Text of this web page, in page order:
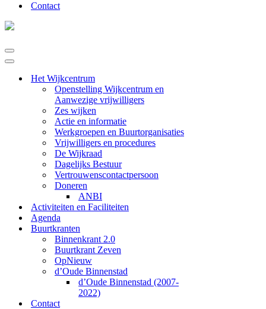
Contact
Navigatie
Menu
Navigatie
Het Wijkcentrum
Openstelling Wijkcentrum en
Aanwezige vrijwilligers
Zes wijken
Actie en informatie
Werkgroepen en Buurtorganisaties
Vrijwilligers en procedures
De Wijkraad
Dagelijks Bestuur
Vertrouwenscontactpersoon
Doneren
ANBI
Activiteiten en Faciliteiten
Agenda
Buurtkranten
Binnenkrant 2.0
Buurtkrant Zeven
OpNieuw
d’Oude Binnenstad
d’Oude Binnenstad (2007-
2022)
Contact